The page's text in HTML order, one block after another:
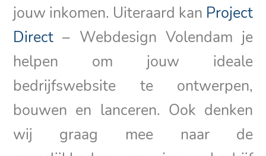
jouw inkomen. Uiteraard kan Project
Direct– Webdesign Volendam je
helpen om jouw ideale
bedrijfswebsite te ontwerpen,
bouwen en lanceren. Ook denken
wij graag mee naar de